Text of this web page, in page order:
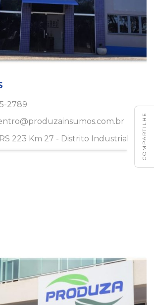
COMPARTILHE
2789
223 Km 27 - Distrito Industrial